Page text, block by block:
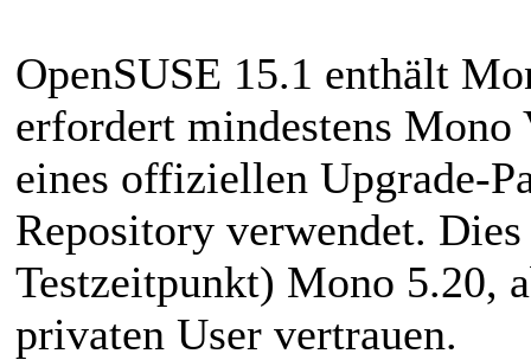
OpenSUSE 15.1 enthält
erfordert mindestens
eines offiziellen Upgrade-
Repository verwendet.
Testzeitpunkt) Mono 5.20,
privaten User vertrauen.